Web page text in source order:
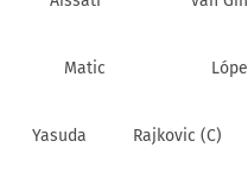
Matic
Yasuda Rajkovic (C)